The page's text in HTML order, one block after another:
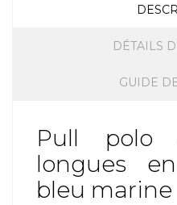
DÉTAILS
GUIDE
Pull polo
longues
bleu marine